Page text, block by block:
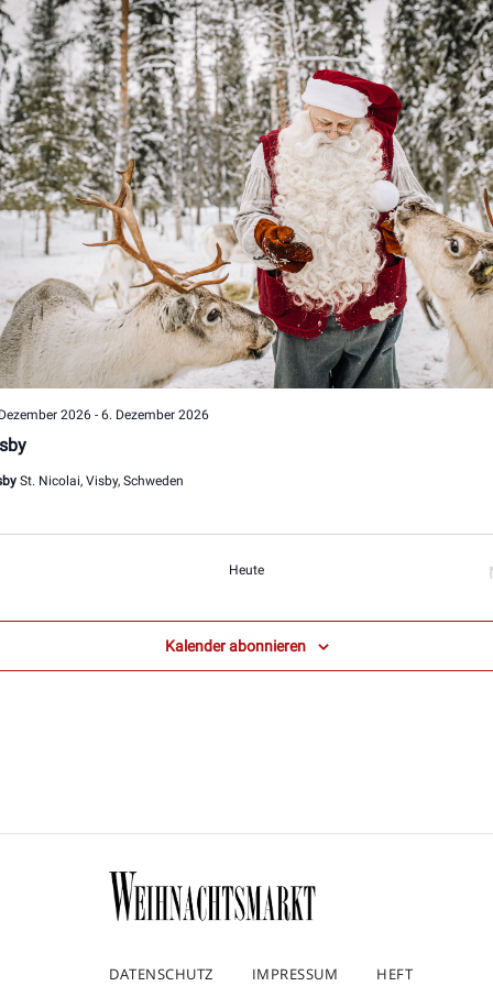
2026- 6. Dezember 2026
St. Nicolai, Visby, Schweden
Heute
Kalender abonnieren
DATENSCHUTZ IMPRESSUM HEFT